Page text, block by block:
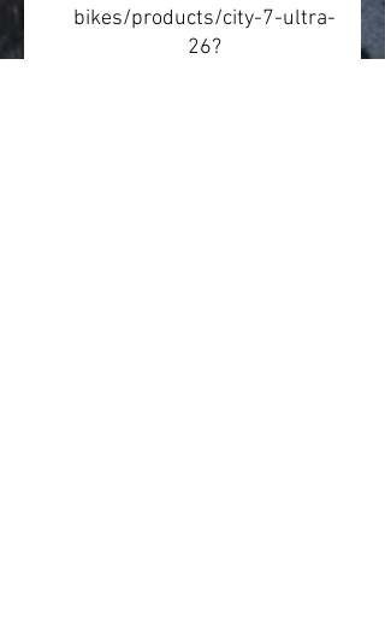
bikes/products/city-7-ultra-
26?